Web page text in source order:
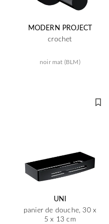
MODERN PROJECT
crochet
noir mat (BLM)
UNI
panier de douche, 30 x
5 x 13 cm